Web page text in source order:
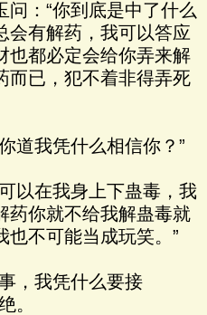
问：“你到底是中了什么
会有解药，我可以答应
也都必定会给你弄来解
而已，犯不着非得弄死
凭什么相信你？”
我身上下蛊毒，我
药你就不给我解蛊毒就
也不可能当成玩笑。”
我凭什么要接
。